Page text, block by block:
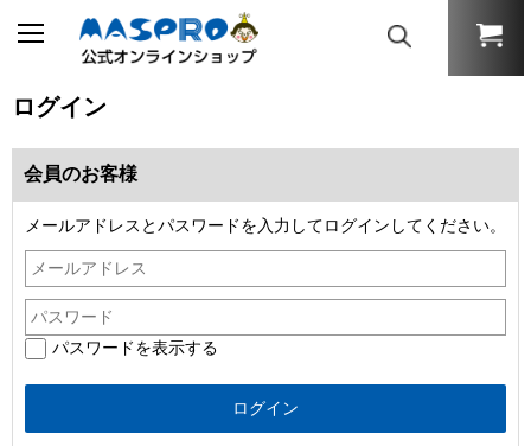
ログイン
会員のお客様
メールアドレスとパスワードを入力してログインしてください。
パスワードを表示する